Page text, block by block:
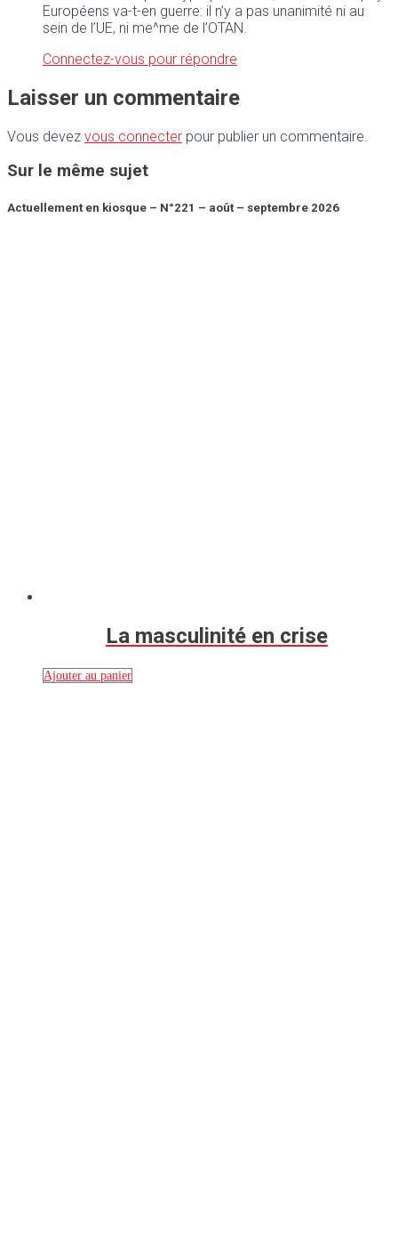
Européens va-t-en guerre: il n’y a pas unanimité ni au
sein de l’UE, ni me^me de l’OTAN.
Connectez-vous pour répondre
Laisser un commentaire
Vous devez vous connecter pour publier un commentaire.
Sur le même sujet
Actuellement en kiosque – N°221 – août – septembre 2026
La masculinité en crise
Ajouter au panier